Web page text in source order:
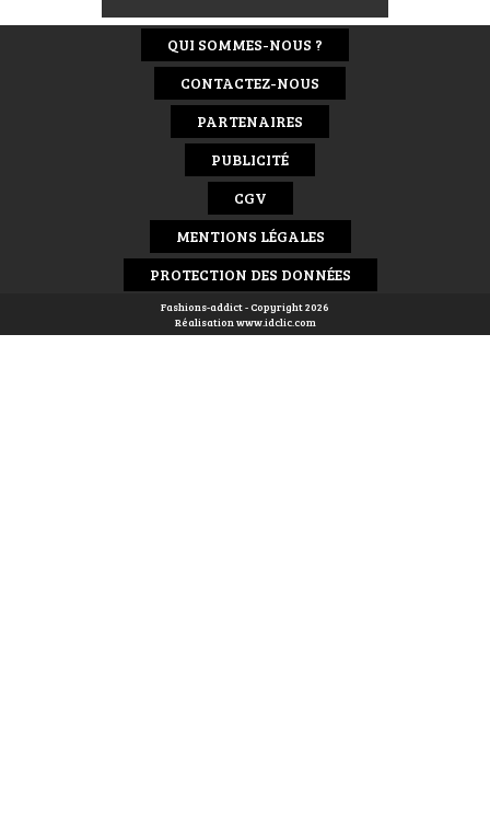
QUI SOMMES-NOUS ?
CONTACTEZ-NOUS
PARTENAIRES
PUBLICITÉ
CGV
MENTIONS LÉGALES
PROTECTION DES DONNÉES
Fashions-addict - Copyright 2026
Réalisationwww.idclic.com